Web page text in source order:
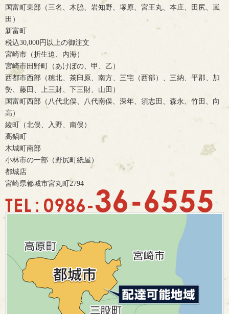
国富町東部（三名、木脇、岩知野、塚原、宮王丸、本庄、田尻、嵐
田）
新富町
税込30,000円以上の御注文
宮崎市（折生迫、内海）
宮崎市田野町（あけぼの、甲、乙）
西都市西部（穂北、茶臼原、南方、三宅（西部）、三納、平郡、加
勢、藤田、上三財、下三財、山田）
国富町西部（八代北俣、八代南俣、深年、須志田、森永、竹田、向
高）
綾町（北俣、入野、南俣）
高鍋町
木城町南部
小林市の一部（野尻町紙屋）
都城店
宮崎県都城市宮丸町2794